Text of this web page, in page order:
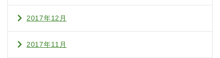
2017年12月
2017年11月